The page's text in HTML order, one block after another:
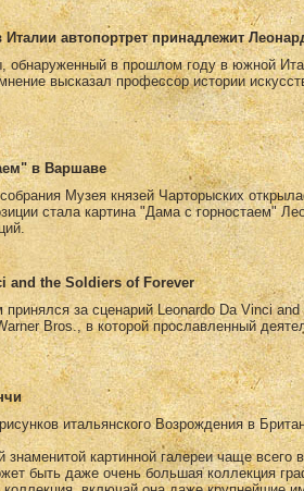
автопортрет принадлежит
обнаруженный в прошлом году в южной
высказал профессор истории
в Варшаве
Музея князей Чарторыских
стала картина "Дама с горностаем"
and the Soldiers of Forever
принялся за сценарий Leonardo Da Vinci
Bros., в которой прославленный
итальянского Возрождения в
картинной галереи чаще всего
быть даже очень большая коллекция